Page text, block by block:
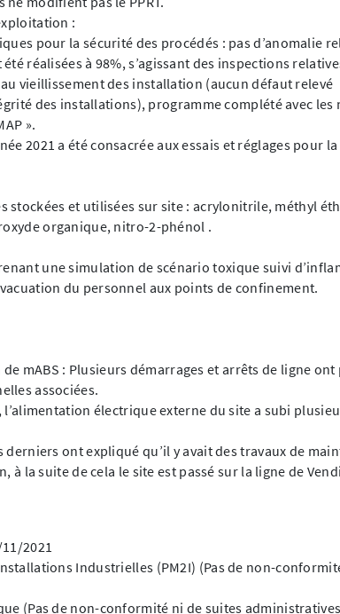
:
pour la sécurité des procédés : pas d’anomalie
réalisées à 98%, s’agissant des inspections
vieillissement des installation (aucun défaut relevé
des installations), programme complété avec les
».
2021 a été consacrée aux essais et réglages pour
stockées et utilisées sur site : acrylonitrile, méthyl
organique, nitro-2-phénol .
une simulation de scénario toxique suivi
du personnel aux points de confinement.
mABS : Plusieurs démarrages et arrêts de ligne ont
associées.
électrique externe du site a subi
derniers ont expliqué qu’il y avait des travaux de
à la suite de cela le site est passé sur la ligne de
2021
Industrielles (PM2I) (Pas de non-
(Pas de non-conformité ni de suites